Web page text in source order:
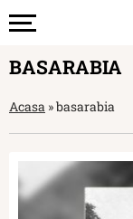
BASARABIA
Acasa »basarabia